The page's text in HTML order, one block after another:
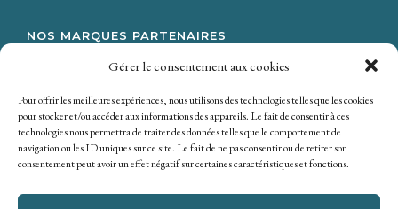
Gérer le consentement aux cookies
Pour offrir les meilleures expériences, nous utilisons des technologies telles que les cookies
pour stocker et/ou accéder aux informations des appareils. Le fait de consentir à ces
technologies nous permettra de traiter des données telles que le comportement de
navigation ou les ID uniques sur ce site. Le fait de ne pas consentir ou de retirer son
consentement peut avoir un effet négatif sur certaines caractéristiques et fonctions.
NOS MARQUES PARTENAIRES
Mondial Beauté